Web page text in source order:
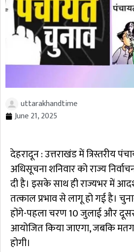
uttarakhandtime
June 21, 2025
देहरादून : उत्तराखंड में त्रिस्तरीय
अधिसूचना शनिवार को राज्य
दी है। इसके साथ ही राज्यभर में
तत्काल प्रभाव से लागू हो गई है।
होंगे-पहला चरण 10 जुलाई और
आयोजित किया जाएगा, जबकि
होगी।